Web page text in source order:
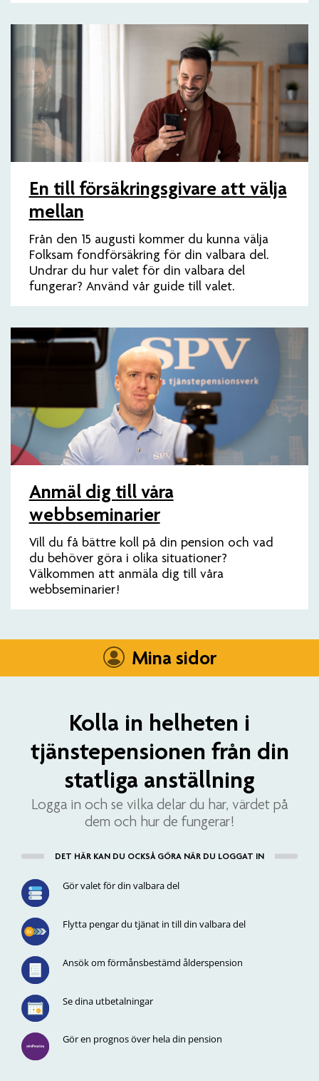
En till försäkringsgivare att välja
mellan
Från den 15 augusti kommer du kunna välja
Folksam fondförsäkring för din valbara del.
Undrar du hur valet för din valbara del
fungerar? Använd vår guide till valet.
Anmäl dig till våra
webbseminarier
Vill du få bättre koll på din pension och vad
du behöver göra i olika situationer?
Välkommen att anmäla dig till våra
webbseminarier!
Mina sidor
Kolla in helheten i
tjänstepensionen från din
statliga anställning
Logga in och se vilka delar du har, värdet på
dem och hur de fungerar!
DET HÄR KAN DU OCKSÅ GÖRA NÄR DU LOGGAT IN
Gör valet för din valbara del
Flytta pengar du tjänat in till din valbara del
Ansök om förmånsbestämd ålderspension
Se dina utbetalningar
Gör en prognos över hela din pension